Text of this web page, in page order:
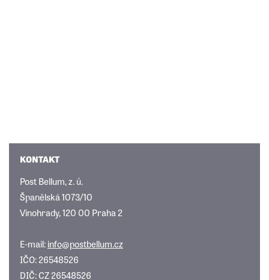
KONTAKT
Post Bellum, z. ú.
Španělská 1073/10
Vinohrady, 120 00 Praha 2
E-mail:info@postbellum.cz
IČO: 26548526
DIČ: CZ 26548526